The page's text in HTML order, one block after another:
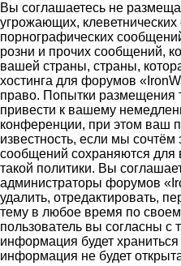
Вы соглашаетесь не
угрожающих,
порнографических
розни и прочих сообщений,
вашей страны, страны,
хостинга для форумов
право. Попытки размещения
привести к вашему
конференции, при этом ваш
известность, если мы
сообщений сохраняются для
такой политики. Вы
администраторы форумов
удалить, отредактировать,
тему в любое время по
пользователь вы согласны с
информация будет
информация не будет